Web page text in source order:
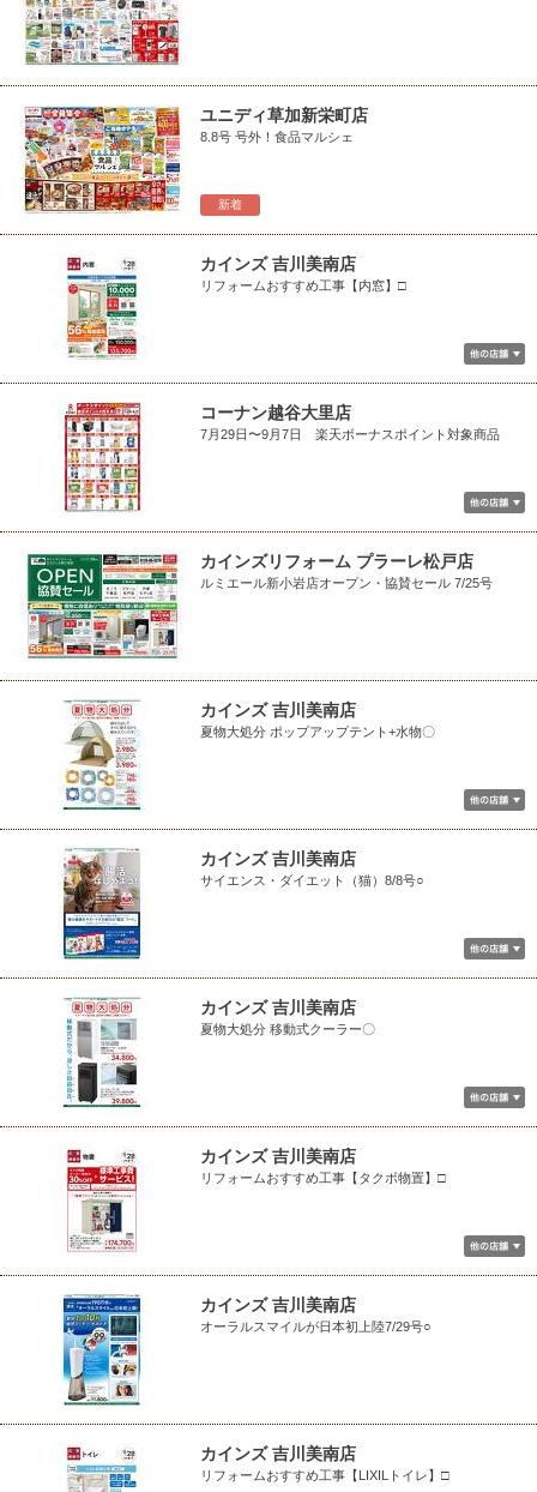
新着
ユニディ草加新栄町店
8.8号 号外！食品マルシェ
カインズ 吉川美南店
リフォームおすすめ工事【内窓】□
コーナン越谷大里店
7月29日〜9月7日 楽天ボーナスポイント対象商品
カインズリフォーム プラーレ松戸店
ルミエール新小岩店オープン・協賛セール 7/25号
カインズ 吉川美南店
夏物大処分 ポップアップテント+水物〇
カインズ 吉川美南店
サイエンス・ダイエット（猫）8/8号○
カインズ 吉川美南店
夏物大処分 移動式クーラー〇
カインズ 吉川美南店
リフォームおすすめ工事【タクボ物置】□
カインズ 吉川美南店
オーラルスマイルが日本初上陸7/29号○
カインズ 吉川美南店
リフォームおすすめ工事【LIXILトイレ】□